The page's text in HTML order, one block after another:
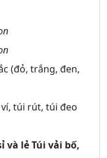
(đỏ, trắng, đen,
túi rút, túi đeo
và lẻ Túi vải bố,